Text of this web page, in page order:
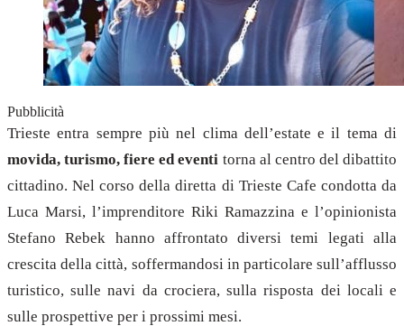
Pubblicità
Trieste entra sempre più nel clima dell’estate e il tema di
movida, turismo, fiere ed eventi torna al centro del dibattito
cittadino. Nel corso della diretta di Trieste Cafe condotta da
Luca Marsi, l’imprenditore Riki Ramazzina e l’opinionista
Stefano Rebek hanno affrontato diversi temi legati alla
crescita della città, soffermandosi in particolare sull’afflusso
turistico, sulle navi da crociera, sulla risposta dei locali e
sulle prospettive per i prossimi mesi.